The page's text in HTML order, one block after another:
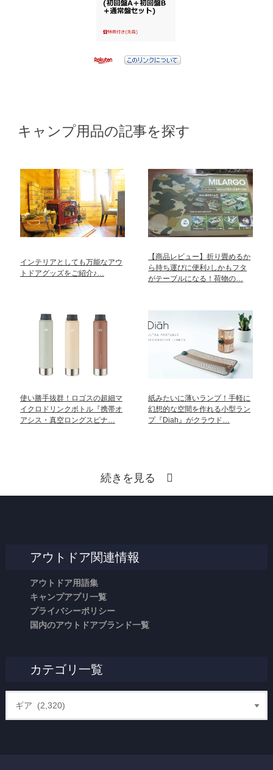
キャンプ用品の記事を探す
インテリアとしても万能なアウ
トドアグッズをご紹介♪…
【商品レビュー】折り畳めるか
ら持ち運びに便利♪しかもフタ
がテーブルになる！荷物の…
使い勝手抜群！ロゴスの超細マ
イクロドリンクボトル『携帯オ
アシス・真空ロングスピナ…
紙みたいに薄いランプ！手軽に
幻想的な空間を作れる小型ラン
プ『Diah』がクラウド…
続きを見る
アウトドア関連情報
アウトドア用語集
キャンプアプリ一覧
プライバシーポリシー
国内のアウトドアブランド一覧
カテゴリ一覧